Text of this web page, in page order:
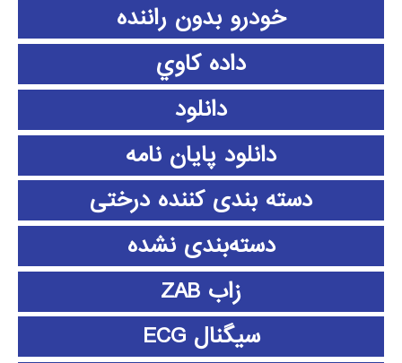
خودرو بدون راننده
داده كاوي
دانلود
دانلود پايان نامه
دسته بندی کننده درختی
دسته‌بندی نشده
زاب ZAB
سیگنال ECG